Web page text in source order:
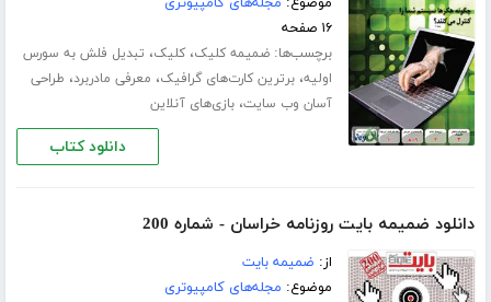
۱۶ صفحه
برچسب‌ها:ضمیمه کلیک،کلیک، تبدیل فلش به سورس
اولیه،برترین کارت‌های گرافیک، معرفی مادربرد، طراحی
آسان وب سایت،بازی‌های آنلاین
دانلود کتاب
دانلود ضمیمه بایت روزنامه خراسان - شماره 200
از: ضمیمه بایت
موضوع: مجله‌های کامپیوتری